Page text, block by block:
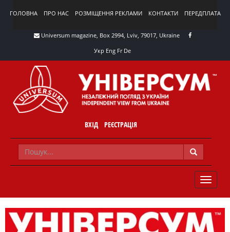
ГОЛОВНА ПРО НАС РОЗМІЩЕННЯ РЕКЛАМИ КОНТАКТИ ПЕРЕДПЛАТА
Universum magazine, Box 2994, Lviv, 79017, Ukraine
Укр Eng Fr De
ВХІД РЕЄСТРАЦІЯ
TOGGLE